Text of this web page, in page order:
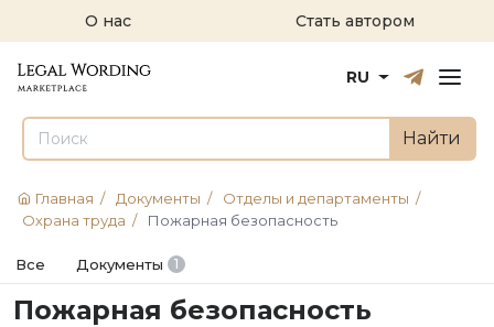
О нас Стать автором
РусскийEnglish
RU
Найти
Главная / Документы / Отделы и департаменты /
Охрана труда / Пожарная безопасность
Все Документы 1
Пожарная безопасность